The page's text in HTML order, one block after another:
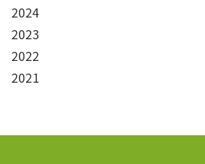
2024
2023
2022
2021